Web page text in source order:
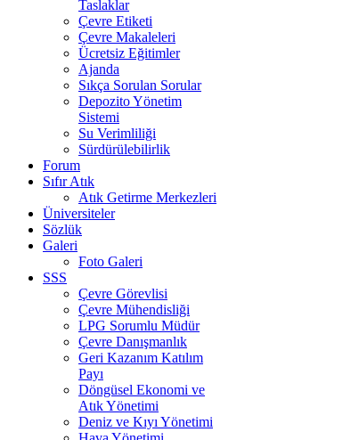
Taslaklar
Çevre Etiketi
Çevre Makaleleri
Ücretsiz Eğitimler
Ajanda
Sıkça Sorulan Sorular
Depozito Yönetim
Sistemi
Su Verimliliği
Sürdürülebilirlik
Forum
Sıfır Atık
Atık Getirme Merkezleri
Üniversiteler
Sözlük
Galeri
Foto Galeri
SSS
Çevre Görevlisi
Çevre Mühendisliği
LPG Sorumlu Müdür
Çevre Danışmanlık
Geri Kazanım Katılım
Payı
Döngüsel Ekonomi ve
Atık Yönetimi
Deniz ve Kıyı Yönetimi